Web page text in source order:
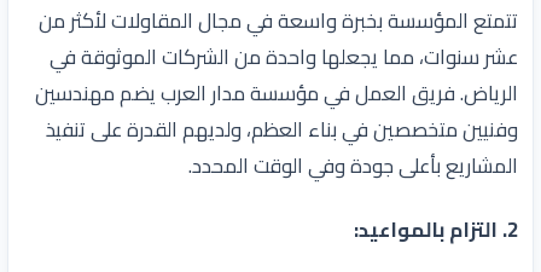
تتمتع المؤسسة بخبرة واسعة في مجال المقاولات لأكثر من
عشر سنوات، مما يجعلها واحدة من الشركات الموثوقة في
الرياض. فريق العمل في مؤسسة مدار العرب يضم مهندسين
وفنيين متخصصين في بناء العظم، ولديهم القدرة على تنفيذ
المشاريع بأعلى جودة وفي الوقت المحدد.
2. التزام بالمواعيد: